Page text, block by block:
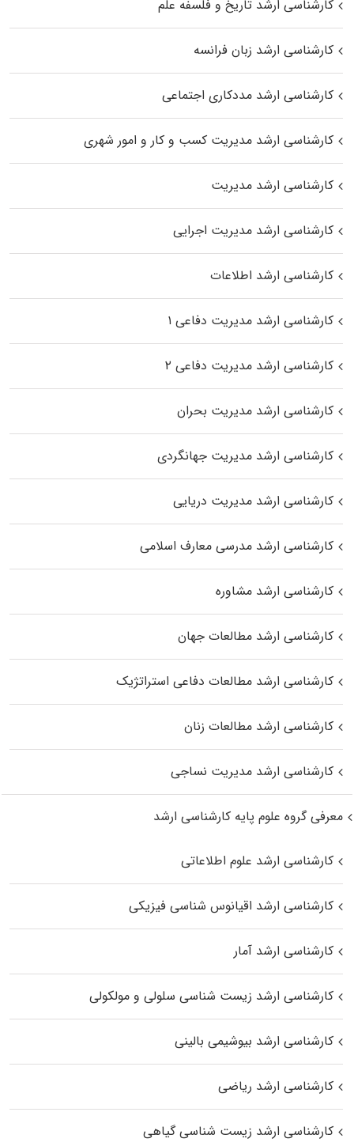
کارشناسی ارشد تاریخ و فلسفه علم
کارشناسی ارشد زبان فرانسه
کارشناسی ارشد مددکاری اجتماعی
کارشناسی ارشد مدیریت کسب و کار و امور شهری
کارشناسی ارشد مدیریت
کارشناسی ارشد مدیریت اجرایی
کارشناسی ارشد اطلاعات
کارشناسی ارشد مدیریت دفاعی ۱
کارشناسی ارشد مدیریت دفاعی ۲
کارشناسی ارشد مدیریت بحران
کارشناسی ارشد مدیریت جهانگردی
کارشناسی ارشد مدیریت دریایی
کارشناسی ارشد مدرسی معارف اسلامی
کارشناسی ارشد مشاوره
کارشناسی ارشد مطالعات جهان
کارشناسی ارشد مطالعات دفاعی استراتژیک
کارشناسی ارشد مطالعات زنان
کارشناسی ارشد مدیریت نساجی
معرفی گروه علوم پایه کارشناسی ارشد
کارشناسی ارشد علوم اطلاعاتی
کارشناسی ارشد اقیانوس‌ شناسی فیزیکی
کارشناسی ارشد آمار
کارشناسی ارشد زیست شناسی سلولی و مولکولی
کارشناسی ارشد بیوشیمی بالینی
کارشناسی ارشد ریاضی
کارشناسی ارشد زیست‌ شناسی گیاهی